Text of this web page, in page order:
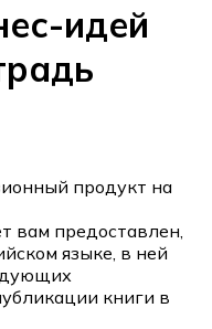
идей
продукт на
вам предоставлен,
языке, в ней
книги в